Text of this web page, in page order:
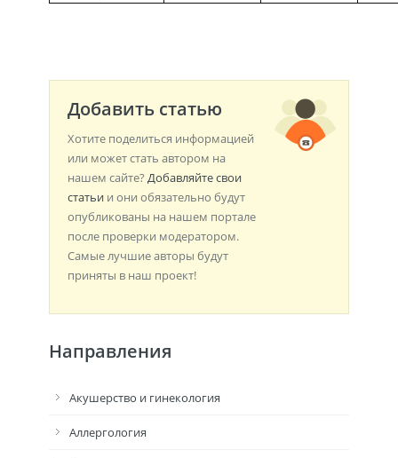
Добавить статью
Хотите поделиться информацией
или может стать автором на
нашем сайте? Добавляйте свои
статьи и они обязательно будут
опубликованы на нашем портале
после проверки модератором.
Самые лучшие авторы будут
приняты в наш проект!
Направления
Акушерство и гинекология
Аллергология